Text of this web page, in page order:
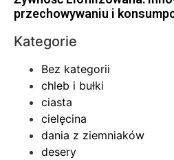
przechowywaniu i
Kategorie
Bez kategorii
chleb i bułki
ciasta
cielęcina
dania z ziemniaków
desery